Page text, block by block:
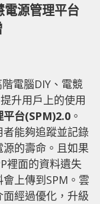
源管理平台
電腦DIY、電競
升用戶上的使用
平台(SPM)2.0 。
能夠追蹤並記錄
的壽命。且如果
裡面的資料遺失
上傳到SPM。雲
經過優化，升級